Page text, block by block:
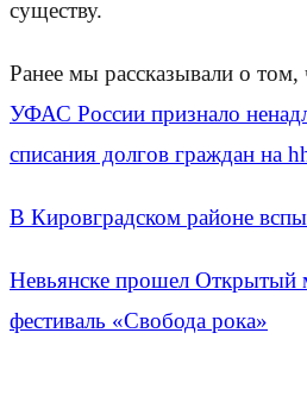
существу.
Ранее мы рассказывали о том,
УФАС России признало
списания долгов граждан на
В Кировградском районе
Невьянске прошел
фестиваль «Свобода рока»